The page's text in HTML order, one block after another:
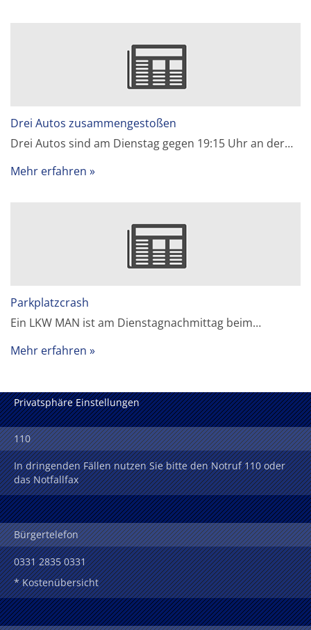
Drei Autos zusammengestoßen
Drei Autos sind am Dienstag gegen 19:15 Uhr an der…
Mehr erfahren
Parkplatzcrash
Ein LKW MAN ist am Dienstagnachmittag beim…
Mehr erfahren
Privatsphäre Einstellungen
110
In dringenden Fällen nutzen Sie bitte den Notruf 110 oder
das Notfallfax
Bürgertelefon
0331 2835 0331
* Kostenübersicht